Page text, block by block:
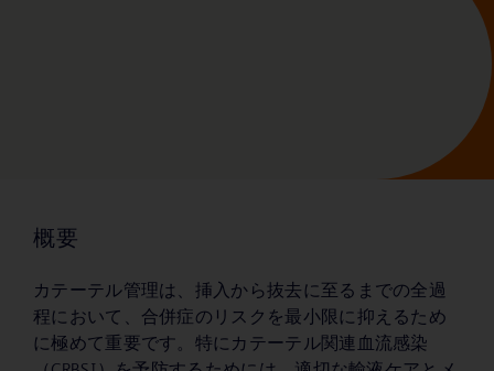
概要
カテーテル管理は、挿入から抜去に至るまでの全過
程において、合併症のリスクを最小限に抑えるため
に極めて重要です。特にカテーテル関連血流感染